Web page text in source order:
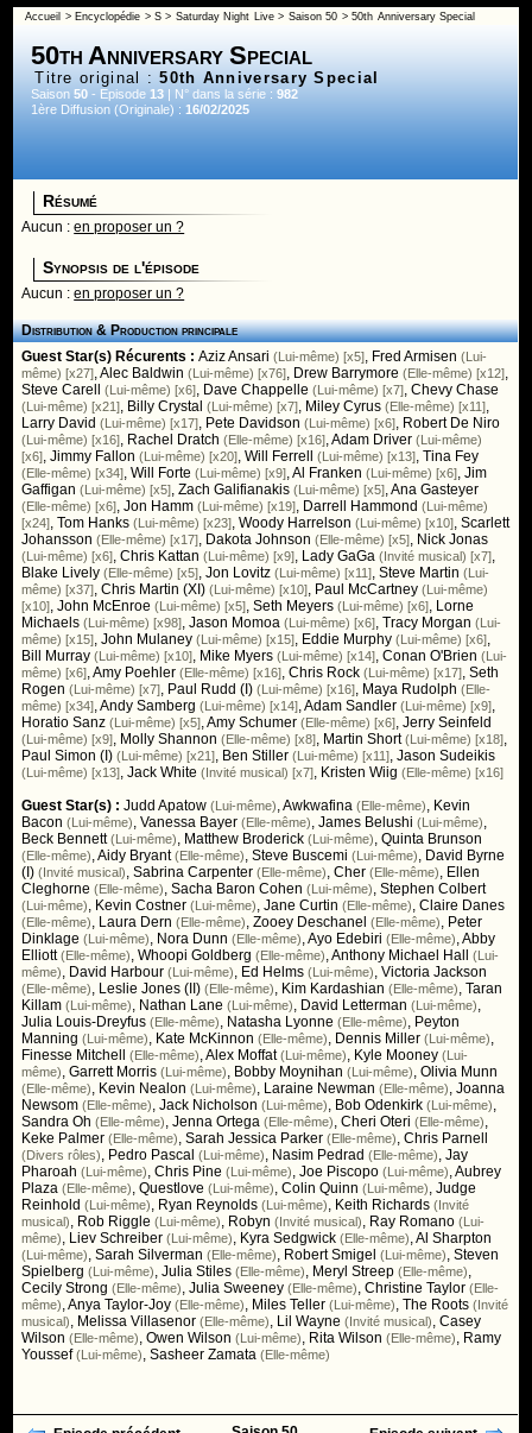
Accueil > Encyclopédie >S > Saturday Night Live> Saison 50 > 50th Anniversary Special
50th Anniversary Special
Titre original :50th Anniversary Special
Saison50 - Episode13 | N° dans la série :982
1ère Diffusion (Originale) :16/02/2025
Résumé
Aucun :en proposer un ?
Synopsis de l'épisode
Aucun :en proposer un ?
Distribution & Production principale
Guest Star(s) Récurents :Aziz Ansari (Lui-même) [x5], Fred Armisen (Lui-
même) [x27],Alec Baldwin (Lui-même) [x76], Drew Barrymore (Elle-même) [x12],
Steve Carell
(Lui-même) [x6], Dave Chappelle (Lui-même) [x7],Chevy Chase
(Lui-même) [x21], Billy Crystal (Lui-même) [x7], Miley Cyrus (Elle-même) [x11],
Larry David (Lui-même) [x17], Pete Davidson (Lui-même) [x6], Robert De Niro
(Lui-même) [x16], Rachel Dratch (Elle-même) [x16],Adam Driver (Lui-même)
[x6],Jimmy Fallon (Lui-même) [x20],Will Ferrell (Lui-même) [x13],Tina Fey
(Elle-même) [x34],Will Forte (Lui-même) [x9],Al Franken (Lui-même) [x6],Jim
Gaffigan (Lui-même) [x5],Zach Galifianakis (Lui-même) [x5],Ana Gasteyer
(Elle-même) [x6],Jon Hamm (Lui-même) [x19], Darrell Hammond (Lui-même)
[x24],Tom Hanks (Lui-même) [x23],Woody Harrelson (Lui-même) [x10],Scarlett
Johansson (Elle-même) [x17], Dakota Johnson (Elle-même) [x5], Nick Jonas
(Lui-même) [x6],Chris Kattan (Lui-même) [x9], Lady GaGa (Invité musical) [x7],
Blake Lively (Elle-même) [x5],Jon Lovitz (Lui-même) [x11],Steve Martin (Lui-
même) [x37],Chris Martin (XI) (Lui-même) [x10], Paul McCartney (Lui-même)
[x10],John McEnroe (Lui-même) [x5],Seth Meyers (Lui-même) [x6], Lorne
Michaels (Lui-même) [x98],Jason Momoa (Lui-même) [x6],Tracy Morgan (Lui-
même) [x15],John Mulaney (Lui-même) [x15], Eddie Murphy (Lui-même) [x6],
Bill Murray (Lui-même) [x10], Mike Myers (Lui-même) [x14],Conan O'Brien (Lui-
même) [x6],Amy Poehler (Elle-même) [x16],Chris Rock (Lui-même) [x17],Seth
Rogen (Lui-même) [x7], Paul Rudd (I) (Lui-même) [x16], Maya Rudolph (Elle-
même) [x34],Andy Samberg (Lui-même) [x14],Adam Sandler (Lui-même) [x9],
Horatio Sanz (Lui-même) [x5],Amy Schumer (Elle-même) [x6],Jerry Seinfeld
(Lui-même) [x9], Molly Shannon (Elle-même) [x8], Martin Short (Lui-même) [x18],
Paul Simon (I) (Lui-même) [x21], Ben Stiller (Lui-même) [x11],Jason Sudeikis
(Lui-même) [x13],Jack White (Invité musical) [x7], Kristen Wiig (Elle-même) [x16]
Guest Star(s) :Judd Apatow (Lui-même),Awkwafina (Elle-même), Kevin
Bacon (Lui-même),Vanessa Bayer (Elle-même),James Belushi (Lui-même),
Beck Bennett (Lui-même), Matthew Broderick (Lui-même),Quinta Brunson
(Elle-même),Aidy Bryant (Elle-même),Steve Buscemi (Lui-même), David Byrne
(I) (Invité musical),Sabrina Carpenter (Elle-même),Cher (Elle-même), Ellen
Cleghorne (Elle-même),Sacha Baron Cohen (Lui-même),Stephen Colbert
(Lui-même), Kevin Costner (Lui-même),Jane Curtin (Elle-même),Claire Danes
(Elle-même), Laura Dern (Elle-même),Zooey Deschanel (Elle-même), Peter
Dinklage (Lui-même), Nora Dunn (Elle-même),Ayo Edebiri (Elle-même),Abby
Elliott (Elle-même),Whoopi Goldberg (Elle-même),Anthony Michael Hall
(Lui-
même), David Harbour (Lui-même), Ed Helms (Lui-même),Victoria Jackson
(Elle-même), Leslie Jones (II) (Elle-même), Kim Kardashian (Elle-même),Taran
Killam (Lui-même), Nathan Lane (Lui-même), David Letterman (Lui-même),
Julia Louis-Dreyfus (Elle-même), Natasha Lyonne (Elle-même), Peyton
Manning (Lui-même), Kate McKinnon (Elle-même), Dennis Miller (Lui-même),
Finesse Mitchell
(Elle-même),Alex Moffat (Lui-même), Kyle Mooney (Lui-
même),Garrett Morris (Lui-même), Bobby Moynihan (Lui-même),Olivia Munn
(Elle-même), Kevin Nealon (Lui-même), Laraine Newman (Elle-même),Joanna
Newsom (Elle-même),Jack Nicholson (Lui-même), Bob Odenkirk (Lui-même),
Sandra Oh (Elle-même),Jenna Ortega (Elle-même),Cheri Oteri (Elle-même),
Keke Palmer (Elle-même),Sarah Jessica Parker (Elle-même),Chris Parnell
(Divers rôles), Pedro Pascal (Lui-même), Nasim Pedrad (Elle-même),Jay
Pharoah (Lui-même),Chris Pine (Lui-même),Joe Piscopo (Lui-même),Aubrey
Plaza (Elle-même),Questlove (Lui-même),Colin Quinn (Lui-même),Judge
Reinhold (Lui-même), Ryan Reynolds (Lui-même), Keith Richards (Invité
musical), Rob Riggle (Lui-même), Robyn (Invité musical), Ray Romano (Lui-
même), Liev Schreiber (Lui-même), Kyra Sedgwick (Elle-même),Al Sharpton
(Lui-même),Sarah Silverman (Elle-même), Robert Smigel (Lui-même),Steven
Spielberg (Lui-même),Julia Stiles (Elle-même), Meryl Streep (Elle-même),
Cecily Strong (Elle-même),Julia Sweeney (Elle-même),Christine Taylor (Elle-
même),Anya Taylor-Joy (Elle-même), Miles Teller (Lui-même),The Roots (Invité
musical), Melissa Villasenor (Elle-même), Lil Wayne (Invité musical),Casey
Wilson (Elle-même),Owen Wilson (Lui-même), Rita Wilson (Elle-même), Ramy
Youssef (Lui-même),Sasheer Zamata (Elle-même)